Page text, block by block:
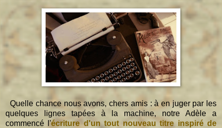
Quelle chance nous avons, chers amis : à en juger par les
quelques lignes tapées à la machine, notre Adèle a
commencé l'écriture d'un tout nouveau titre inspiré de